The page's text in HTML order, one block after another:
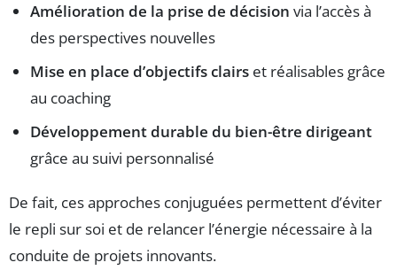
Amélioration de la prise de décision via l’accès à
des perspectives nouvelles
Mise en place d’objectifs clairs et réalisables grâce
au coaching
Développement durable du bien-être dirigeant
grâce au suivi personnalisé
De fait, ces approches conjuguées permettent d’éviter
le repli sur soi et de relancer l’énergie nécessaire à la
conduite de projets innovants.